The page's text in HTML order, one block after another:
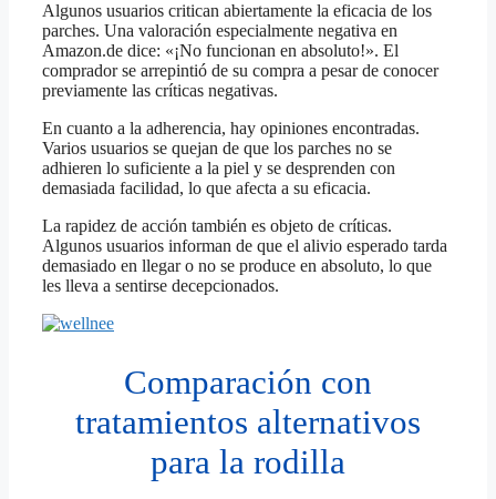
Algunos usuarios critican abiertamente la eficacia de los
parches. Una valoración especialmente negativa en
Amazon.de dice: «¡No funcionan en absoluto!». El
comprador se arrepintió de su compra a pesar de conocer
previamente las críticas negativas.
En cuanto a la adherencia, hay opiniones encontradas.
Varios usuarios se quejan de que los parches no se
adhieren lo suficiente a la piel y se desprenden con
demasiada facilidad, lo que afecta a su eficacia.
La rapidez de acción también es objeto de críticas.
Algunos usuarios informan de que el alivio esperado tarda
demasiado en llegar o no se produce en absoluto, lo que
les lleva a sentirse decepcionados.
Comparación con
tratamientos alternativos
para la rodilla